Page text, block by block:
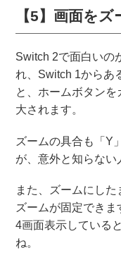
【5】画面を
Switch 2で面白いの
れ、Switch 1からあ
と、ホームボタン
大されます。
ズームの具合も「Y
が、意外と知らない
また、ズームにし
ズームが固定でき
4画面表示している
ね。